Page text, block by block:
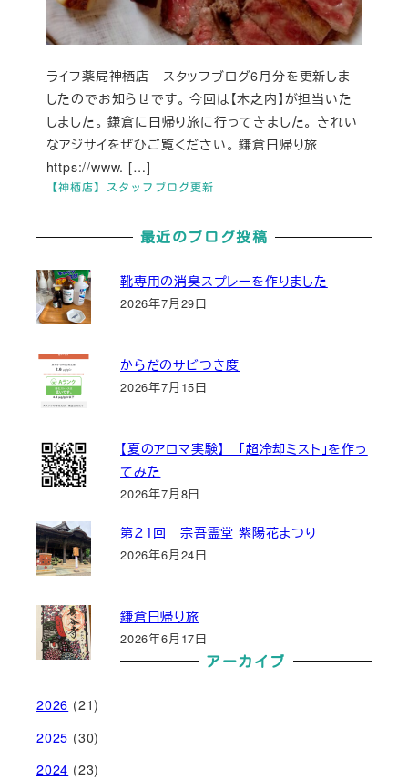
【神栖店】スタッフブログ更新
ライフ薬局神栖店 スタッフブログ6月分を更新しま
したのでお知らせです。 今回は【木之内】が担当いた
しました。 鎌倉に日帰り旅に行ってきました。 きれい
なアジサイをぜひご覧ください。 鎌倉日帰り旅
https://www. […]
最近のブログ投稿
靴専用の消臭スプレーを作りました
2026年7月29日
からだのサビつき度
2026年7月15日
【夏のアロマ実験】 「超冷却ミスト」を作っ
てみた
2026年7月8日
第２１回 宗吾霊堂 紫陽花まつり
2026年6月24日
鎌倉日帰り旅
2026年6月17日
アーカイブ
2026 (21)
2025 (30)
2024 (23)